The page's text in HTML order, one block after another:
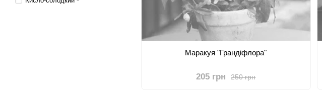
Маракуя "Грандіфлора"
250 грн
205 грн